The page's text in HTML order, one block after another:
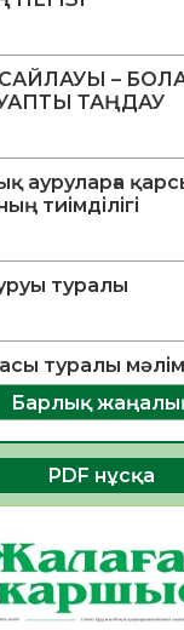
–
ТАҢДАУ
ауруларға
тиімділігі
туралы
туралы
20 мыңнан
«САНАЛЫ
АТТЫ
Барлық
PDF нұсқа